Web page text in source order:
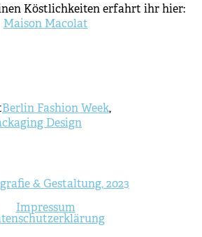
Köstlichkeiten erfahrt ihr hier:
Maison Macolat
Berlin Fashion Week,
Design
& Gestaltung, 2023
Impressum